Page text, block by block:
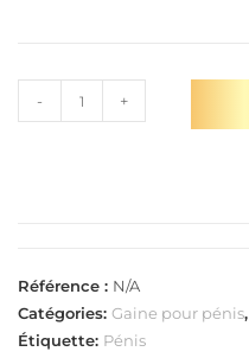
- +
Référence : N/A
Catégories: Gaine pour pénis,
Étiquette: Pénis